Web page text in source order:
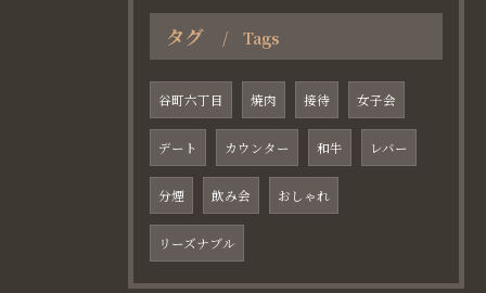
タグ Tags
谷町六丁目 焼肉 接待 女子会
デート カウンター 和牛 レバー
分煙 飲み会 おしゃれ
リーズナブル